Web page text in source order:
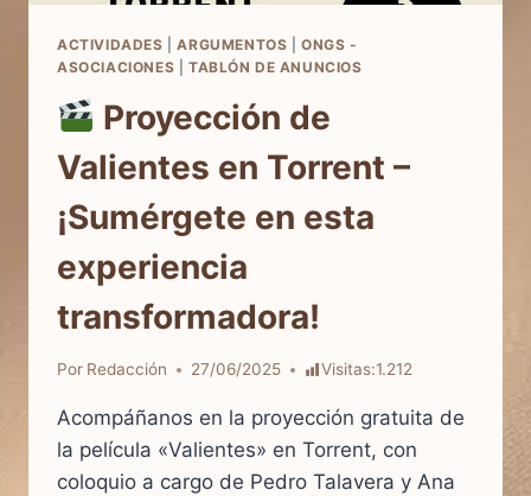
ACTIVIDADES |ARGUMENTOS |ONGS -
ASOCIACIONES
TABLÓN DE ANUNCIOS
Proyección de
Valientes en Torrent –
¡Sumérgete en esta
experiencia
transformadora!
Por Redacción 27/06/2025 Visitas:1.212
Acompáñanos en la proyección gratuita de
la película «Valientes» en Torrent, con
coloquio a cargo de Pedro Talavera y Ana